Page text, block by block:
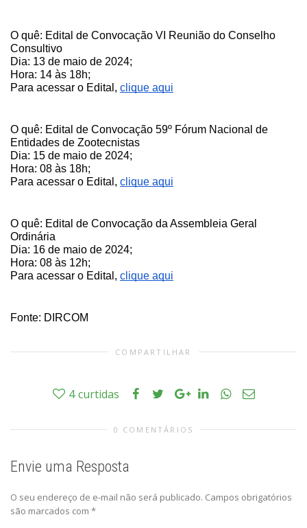
O quê: Edital de Convocação VI Reunião do Conselho
Consultivo
Dia: 13 de maio de 2024;
Hora: 14 às 18h;
Para acessar o Edital, clique aqui
O quê: Edital de Convocação 59º Fórum Nacional de
Entidades de Zootecnistas
Dia: 15 de maio de 2024;
Hora: 08 às 18h;
Para acessar o Edital, clique aqui
O quê: Edital de Convocação da Assembleia Geral
Ordinária
Dia: 16 de maio de 2024;
Hora: 08 às 12h;
Para acessar o Edital, clique aqui
Fonte: DIRCOM
COMPARTILHAR
4 curtidas
0 COMENTÁRIOS
Envie uma Resposta
O seu endereço de e-mail não será publicado. Campos obrigatórios
são marcados com *